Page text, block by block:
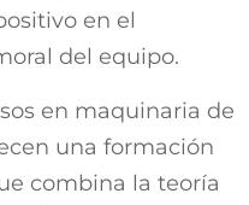
en el
del equipo.
en maquinaria de
una formación
combina la teoría